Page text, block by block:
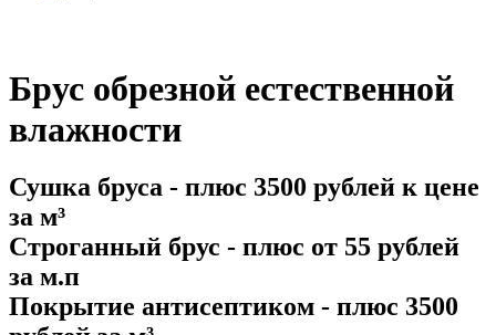
Брус обрезной естественной
влажности
Сушка бруса - плюс 3500 рублей к цене
за м³
Строганный брус - плюс от 55 рублей
за м.п
Покрытие антисептиком - плюс 3500